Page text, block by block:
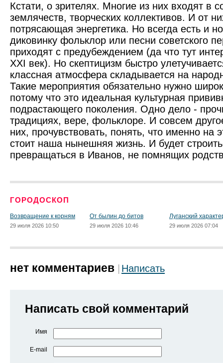
Кстати, о зрителях. Многие из них входят в
землячеств, творческих коллективов. И от
потрясающая энергетика. Но всегда есть и
диковинку фольклор или песни советского
приходят с предубеждением (да что тут
XXI век). Но скептицизм быстро
классная атмосфера складывается на
Такие мероприятия обязательно нужно
потому что это идеальная культурная
подрастающего поколения. Одно дело -
традициях, вере, фольклоре. И совсем
них, прочувствовать, понять, что именно на
стоит наша нынешняя жизнь. И будет
превращаться в Иванов, не помнящих
ГОРОДОСКОП
Возвращение к корням
29 июля 2026 10:50
От былин до битов
29 июля 2026 10:46
Луганский
29 июля 2026 07:04
нет комментариев Написать
Написать свой комментарий
Имя
E-mail